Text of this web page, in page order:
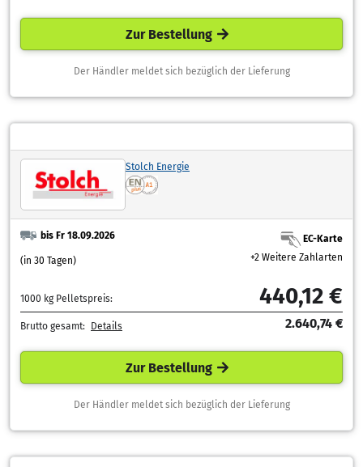
Zur Bestellung
Der Händler meldet sich bezüglich der Lieferung
Stolch Energie
bis Fr 18.09.2026
(in 30 Tagen)
EC-Karte
+2 Weitere Zahlarten
1000 kg Pelletspreis: 440,12 €
Brutto gesamt: Details 2.640,74 €
Zur Bestellung
Der Händler meldet sich bezüglich der Lieferung